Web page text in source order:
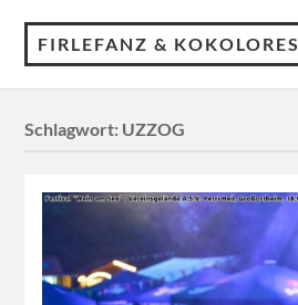
FIRLEFANZ & KOKOLORES
Schlagwort: UZZOG